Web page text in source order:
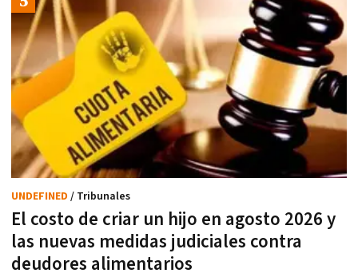
El costo de criar un hijo en agosto 2026 y
las nuevas medidas judiciales contra
deudores alimentarios
UNDEFINED / Tribunales